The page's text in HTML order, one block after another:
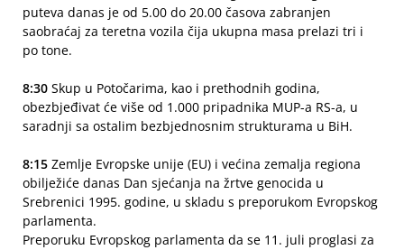
puteva danas je od 5.00 do 20.00 časova zabranjen
saobraćaj za teretna vozila čija ukupna masa prelazi tri i
po tone.
8:30 Skup u Potočarima, kao i prethodnih godina,
obezbjeđivat će više od 1.000 pripadnika MUP-a RS-a, u
saradnji sa ostalim bezbjednosnim strukturama u BiH.
8:15 Zemlje Evropske unije (EU) i većina zemalja regiona
obilježiće danas Dan sjećanja na žrtve genocida u
Srebrenici 1995. godine, u skladu s preporukom Evropskog
parlamenta.
Preporuku Evropskog parlamenta da se 11. juli proglasi za